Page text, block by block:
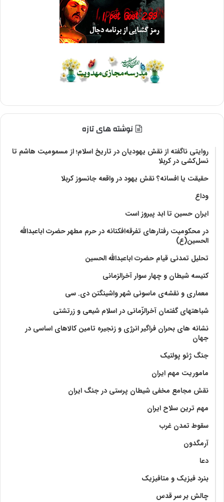
نوشته های تازه
روایتی ناگفته از نقش یهودیان در تاریخ اسلام؛ از مسمومیت هاشم تا
نسل‌کشی در کربلا
حقیقت یا افسانه؟‌ نقش یهود در واقعه جانسوز کربلا
وداع
ایران حسین تا ابد پیروز است
در محکومیت رفتارهای تفرقه‌افکنانه در حرم مطهر حضرت اباعبدالله
الحسین(ع)
تحلیل تمدنی قیام حضرت اباعبدالله الحسین
کنیسه شیطان و چهار سوار آخرالزمانی
معماری و نقشه‌ی ماسونی شهر واشينگتن دی. سی
شباهتهای گفتمان آخر‌الزّمانی در اسلام شیعی و زرتشتی
نشانه های بحران فراگیر انرژی و زنجیره تامین کالاهای اساسی در
جهان
جنگ ژئو پولتیک
ماموریت مهم ایران
نقش مجامع مخفی شیطان پرستی در جنگ ایران
مهم ترین سلاح ایران
سقوط تمدن غرب
آرمگدون
دعا
بنرد فیزیک و متافیزیک
چالش بر سر قدس